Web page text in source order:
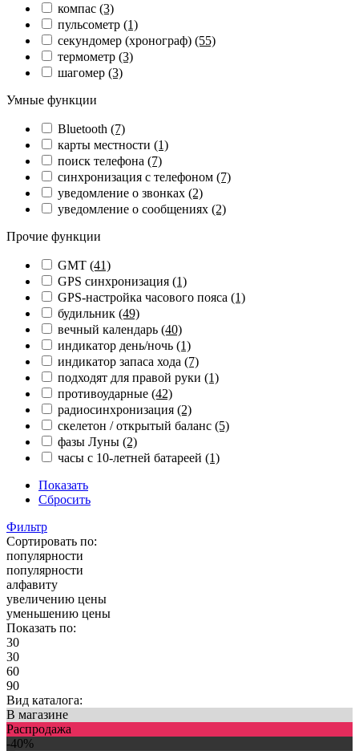
компас (3)
пульсометр (1)
секундомер (хронограф) (55)
термометр (3)
шагомер (3)
Умные функции
Bluetooth (7)
карты местности (1)
поиск телефона (7)
синхронизация с телефоном (7)
уведомление о звонках (2)
уведомление о сообщениях (2)
Прочие функции
GMT (41)
GPS синхронизация (1)
GPS-настройка часового пояса (1)
будильник (49)
вечный календарь (40)
индикатор день/ночь (1)
индикатор запаса хода (7)
подходят для правой руки (1)
противоударные (42)
радиосинхронизация (2)
скелетон / открытый баланс (5)
фазы Луны (2)
часы с 10-летней батареей (1)
Показать
Сбросить
Фильтр
Сортировать по:
популярности
популярности
алфавиту
увеличению цены
уменьшению цены
Показать по:
30
30
60
90
Вид каталога:
В магазине
Распродажа
-40%